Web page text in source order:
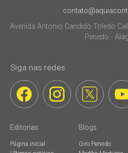
Avenida Antonio Candido Toledo
Penedo -
Siga nas redes
Editorias
Página inicial
Blogs
Giro Penedo